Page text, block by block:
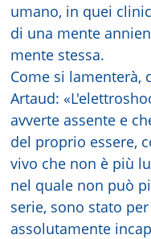
umano, in quei
di una mente
mente stessa.
Come si lamenterà,
Artaud:
avverte assente e
del proprio essere,
vivo che non è più
nel quale non può
serie, sono stato
assolutamente